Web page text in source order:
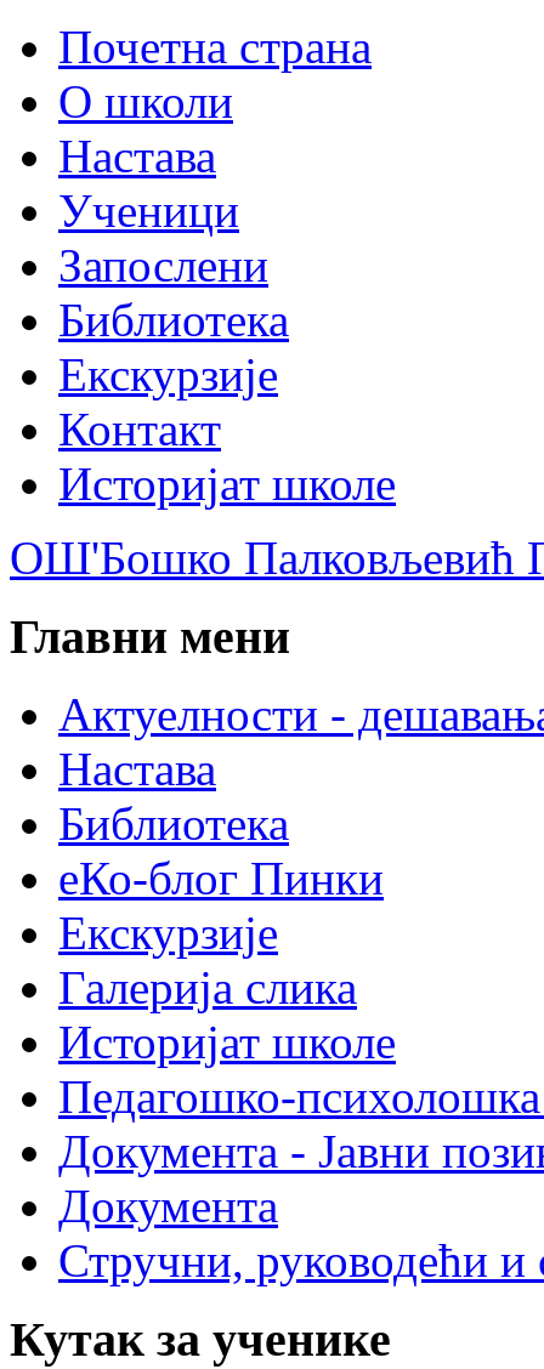
Почетна страна
О школи
Настава
Ученици
Запослени
Библиотека
Екскурзије
Контакт
Историјат школе
ОШ'Бошко Палковљевић
Главни мени
Актуелности -
Настава
Библиотека
еКо-блог Пинки
Екскурзије
Галерија слика
Историјат школе
Педагошко-психолошка
Документа - Јавни
Документа
Стручни, руководећи и
Кутак за ученике